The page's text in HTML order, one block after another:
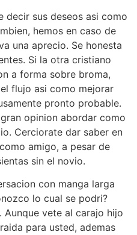
decir sus deseos asi­ como
hemos en caso de
una aprecio. Se honesta
Si la otra cristiano
a forma sobre broma,
flujo asi­ como mejorar
pronto probable.
opinion abordar como
Cerciorate dar saber en
amigo, a pesar de
sin el novio.
con manga larga
lo cual se podri?
Aunque vete al carajo hijo
para usted, ademas